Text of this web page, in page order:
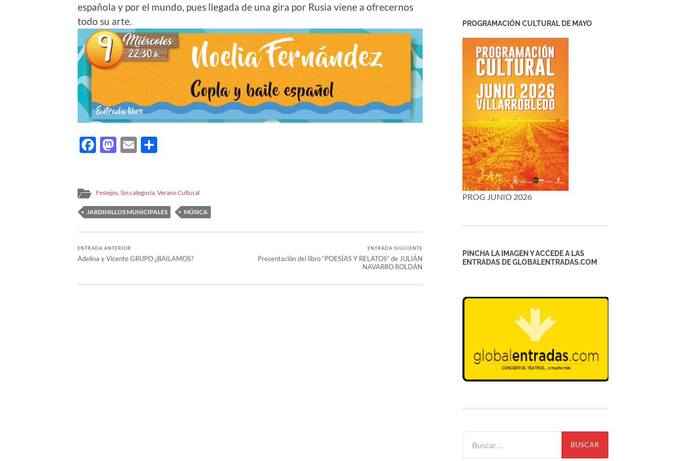
española y por el mundo, pues llegada de una gira por Rusia viene a ofrecernos
todo su arte.
Facebook
Mastodon
Email
Festejos Sin categoría Verano Cultural
JARDINILLOS MUNICIPALES MÚSICA
ENTRADA ANTERIOR
Adelina y Vicente GRUPO ¿BAILAMOS?
ENTRADA SIGUIENTE
Presentación del libro “POESÍAS Y RELATOS” de JULIÁN
NAVARRO ROLDÁN
PROGRAMACIÓN CULTURAL DE MAYO
PROG JUNIO 2026
PINCHA LA IMAGEN Y ACCEDE A LAS
ENTRADAS DE GLOBALENTRADAS.COM